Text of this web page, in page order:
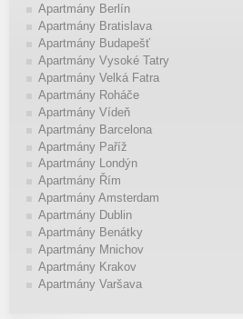
Apartmány Berlín
Apartmány Bratislava
Apartmány Budapešť
Apartmány Vysoké Tatry
Apartmány Velká Fatra
Apartmány Roháče
Apartmány Vídeň
Apartmány Barcelona
Apartmány Paříž
Apartmány Londýn
Apartmány Řím
Apartmány Amsterdam
Apartmány Dublin
Apartmány Benátky
Apartmány Mnichov
Apartmány Krakov
Apartmány Varšava